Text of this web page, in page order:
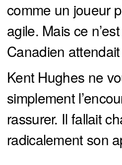
comme un joueur
agile. Mais ce
Canadien
Kent Hughes ne
simplement
rassurer. Il fallait
radicalement son